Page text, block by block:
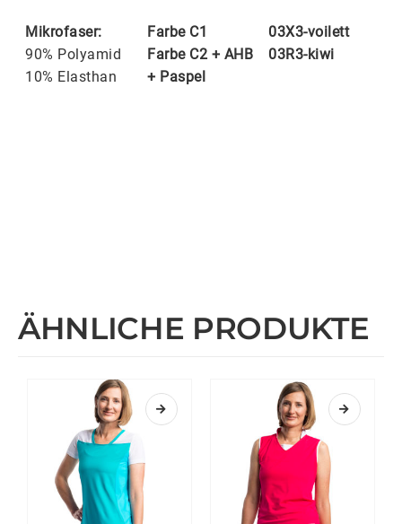
Mikrofaser:
90% Polyamid
10% Elasthan
Farbe C1
Farbe C2 + AHB
+ Paspel
03X3-voilett
03R3-kiwi
ÄHNLICHE PRODUKTE